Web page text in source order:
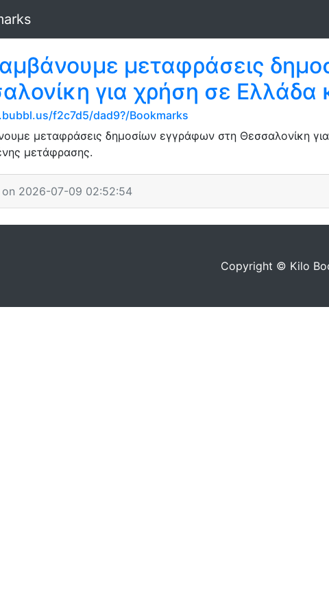
μεταφράσεις
για χρήση σε Ελλάδα
f2c7d5/dad9?/Bookmarks
μεταφράσεις δημοσίων εγγράφων στη Θεσσαλονίκη
μετάφρασης.
on 2026-07-09 02:52:54
Copyright © Kilo